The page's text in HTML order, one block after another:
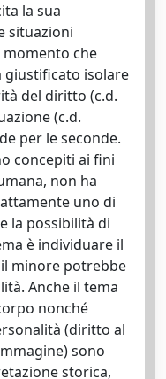
la sua
situazioni
momento che
giustificato isolare
del diritto (c.d.
(c.d.
per le seconde.
concepiti ai fini
non ha
uno di
la possibilità di
è individuare il
minore potrebbe
Anche il tema
nonché
(diritto al
sono
storica,